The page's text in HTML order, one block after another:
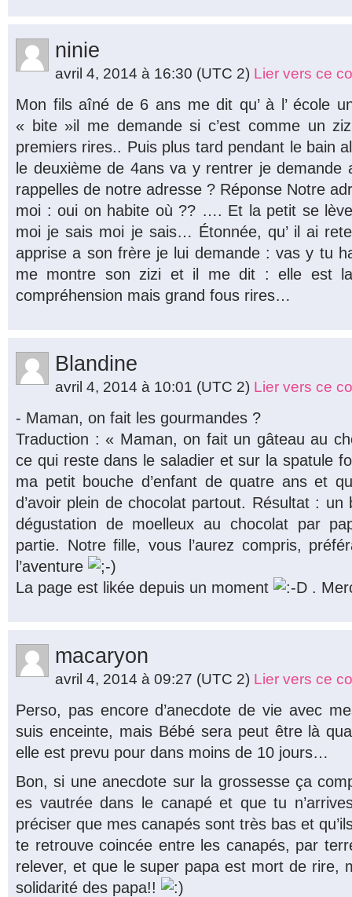
ninie
avril 4, 2014 à 16:30 (UTC 2) Lier vers ce
Mon fils aîné de 6 ans me dit qu’ à l’ école
« bite »il me demande si c’est comme un
premiers rires.. Puis plus tard pendant le bain
le deuxième de 4ans va y rentrer je
rappelles de notre adresse ? Réponse Notre
moi : oui on habite où ?? …. Et la petit se
moi je sais moi je sais… Étonnée, qu’ il ai
apprise a son frère je lui demande : vas y tu
me montre son zizi et il me dit : elle est
compréhension mais grand fous rires…
Blandine
avril 4, 2014 à 10:01 (UTC 2) Lier vers ce
- Maman, on fait les gourmandes ?
Traduction : « Maman, on fait un gâteau au
ce qui reste dans le saladier et sur la spatule
ma petit bouche d’enfant de quatre ans et
d’avoir plein de chocolat partout. Résultat : un
dégustation de moelleux au chocolat par
partie. Notre fille, vous l’aurez compris,
l’aventure
La page est likée depuis un moment
.
macaryon
avril 4, 2014 à 09:27 (UTC 2) Lier vers ce
Perso, pas encore d’anecdote de vie avec
suis enceinte, mais Bébé sera peut être là
elle est prevu pour dans moins de 10 jours…
Bon, si une anecdote sur la grossesse ça
es vautrée dans le canapé et que tu
préciser que mes canapés sont très bas et
te retrouve coincée entre les canapés, par
relever, et que le super papa est mort de rire,
solidarité des papa!!